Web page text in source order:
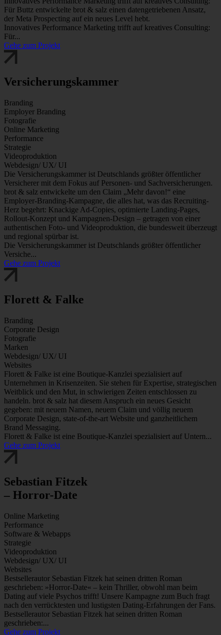
Für Buttz entwickelte brot & salz einen datengetriebenen Ansatz,
der Meta Prospecting auf ein neues Level hebt.
Innovatives Performance Marketing trifft auf kreatives Consulting:
Für...
Gehe zum Projekt
Versicherungskammer
Branding
Employer Branding
Fotografie
Online Marketing
Performance
Strategie
Videoproduktion
Webdesign/ UX/ UI
Die Versicherungskammer ist Deutschlands größter öffentlicher
Versicherer mit dem Fokus auf Personen- und Sachversicherungen.
brot & salz entwickelte um den Claim „Mehr davon!“ eine
Employer-Branding-Kampagne, die alles hat, was das Recruiting-
Herz begehrt: Knackige Ad-Copies, optimierte Landing-Pages,
Rollout-Konzept und Kampagnen-Design – getragen von einer
authentischen Foto- und Videoproduktion, die bundesweit überzeugt
und regional spürbar ist.
Die Versicherungskammer ist Deutschlands größter öffentlicher
Versiche...
Gehe zum Projekt
Florett & Falke
Branding
Corporate Design
Fotografie
Marken
Webdesign/ UX/ UI
Websites
Florett & Falke ist eine Boutique-Kanzlei spezialisiert auf
Unternehmen in Krisenzeiten. Sie stehen für Expertise, strategischen
Weitblick und den Mut, in schwierigen Zeiten entschlossen zu
handeln. brot & salz hat diesem Anspruch ein neues Gesicht
gegeben: mit neuem Namen, neuem Claim und völlig neuem
Corporate Design, state-of-the-art Website und ganzheitlichem
Brand Messaging.
Florett & Falke ist eine Boutique-Kanzlei spezialisiert auf Untern...
Gehe zum Projekt
Sebastian Fitzek
– Horror-Date
Online Marketing
Performance
Software & Webapps
Strategie
Videoproduktion
Webdesign/ UX/ UI
Websites
Bestsellerautor Sebastian Fitzek hat seinen dritten Roman
geschrieben: »Horror-Date« – kein Thriller, obwohl man beim
Dating auf viele Psychos trifft! Unsere Kampagne zum Buch fragt
nach den verrücktesten und lustigsten Dating-Erfahrungen der Fans.
Bestsellerautor Sebastian Fitzek hat seinen dritten Roman
geschrieben:...
Gehe zum Projekt